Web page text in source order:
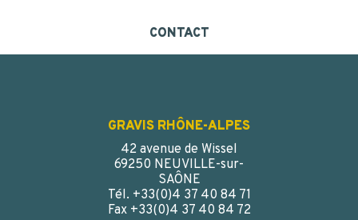
CONTACT
GRAVIS RHÔNE-ALPES
42 avenue de Wissel
69250 NEUVILLE-sur-
SAÔNE
Tél. +33(0)4 37 40 84 71
Fax +33(0)4 37 40 84 72